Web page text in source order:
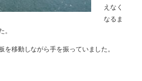
えなく
なるま
を移動しながら手を振っていました。